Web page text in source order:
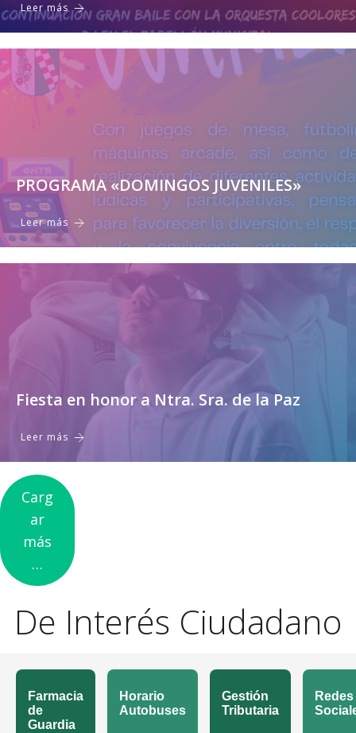
Leer más
PROGRAMA «DOMINGOS JUVENILES»
Leer más
Fiesta en honor a Ntra. Sra. de la Paz
Leer más
Carg
ar
más
…
De Interés Ciudadano
Farmacia
de
Guardia
Horario
Autobuses
Gestión
Tributaria
Redes